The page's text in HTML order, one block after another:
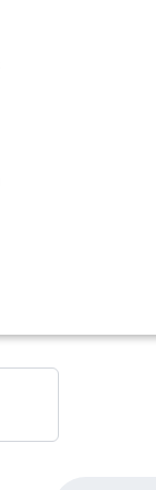
stránky správne